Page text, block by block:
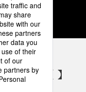
5
アカウント